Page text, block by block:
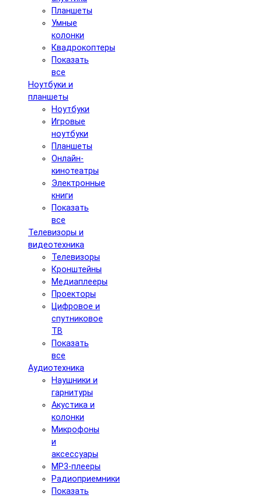
Планшеты
Умные
колонки
Квадрокоптеры
Показать
все
Ноутбуки и
планшеты
Ноутбуки
Игровые
ноутбуки
Планшеты
Онлайн-
кинотеатры
Электронные
книги
Показать
все
Телевизоры и
видеотехника
Телевизоры
Кронштейны
Медиаплееры
Проекторы
Цифровое и
спутниковое
ТВ
Показать
все
Аудиотехника
Наушники и
гарнитуры
Акустика и
колонки
Микрофоны
и
аксессуары
MP3-плееры
Радиоприемники
Показать